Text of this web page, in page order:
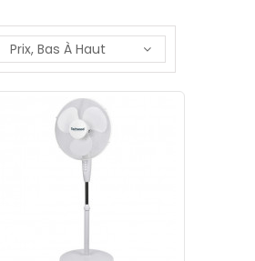
Prix, Bas À Haut